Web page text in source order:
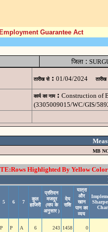
Guarantee Act
जिला:
तारीख से : 01/04/2024 तारीख
कार्य का नाम : Construction of
(3305009015/WC/GIS/
MB
Highlighted By Yellow
5 6 7
कुल
हाजिरी
प्रतिदन
मजदूर
(माप के
अनुसार )
देय
राशि
यात्रा
और
खान
पान का
व्यय
P P A 6 243 1458 0